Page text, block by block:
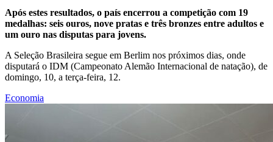
Após estes resultados, o país encerrou a competição com 19
medalhas: seis ouros, nove pratas e três bronzes entre adultos e
um ouro nas disputas para jovens.
A Seleção Brasileira segue em Berlim nos próximos dias, onde
disputará o IDM (Campeonato Alemão Internacional de natação), de
domingo, 10, a terça-feira, 12.
Economia